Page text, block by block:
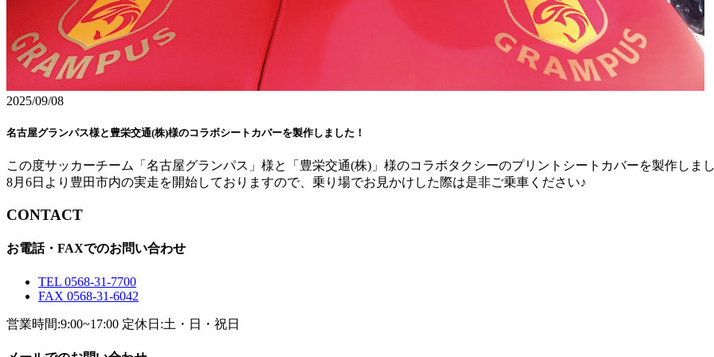
2025/09/08
名古屋グランパス様と豊栄交通(株)様のコラボシートカバーを製作しました！
この度サッカーチーム「名古屋グランパス」様と「豊栄交通(株)」様のコラボタクシーのプリントシートカバーを製作しま
8月6日より豊田市内の実走を開始しておりますので、乗り場でお見かけした際は是非ご乗車ください♪
CONTACT
お電話・FAXでのお問い合わせ
TEL 0568-31-7700
FAX 0568-31-6042
営業時間:9:00~17:00 定休日:土・日・祝日